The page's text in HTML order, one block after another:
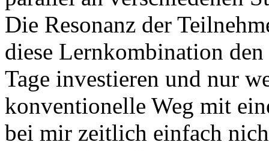
Die Resonanz der
diese Lernkombination
Tage investieren und nur
konventionelle Weg mit
bei mir zeitlich einfach